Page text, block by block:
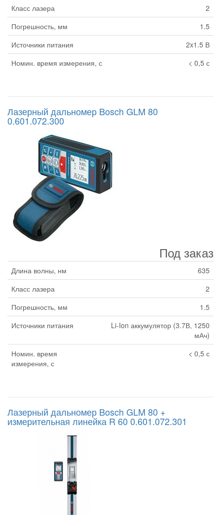
Класс лазера
2
Погрешность, мм
1.5
Источники питания
2x1.5 В
Номин. время измерения, с
< 0,5 с
Лазерный дальномер Bosch GLM 80
0.601.072.300
Под заказ
Длина волны, нм
635
Класс лазера
2
Погрешность, мм
1.5
Источники питания
Li-Ion аккумулятор (3.7В, 1250
мАч)
Номин. время
измерения, с
< 0,5 с
Лазерный дальномер Bosch GLM 80 +
измерительная линейка R 60 0.601.072.301